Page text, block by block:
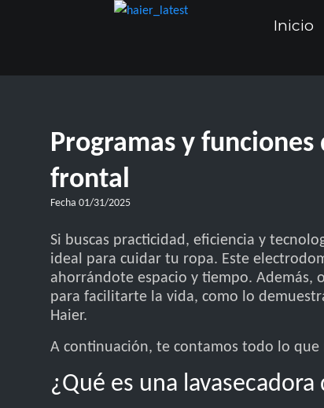
Inicio
Programas y funciones
frontal
Fecha 01/31/2025
Si buscas practicidad, eficiencia y
ideal para cuidar tu ropa. Este
ahorrándote espacio y tiempo. Además,
para facilitarte la vida, como lo
Haier.
A continuación, te contamos todo lo que
¿Qué es una